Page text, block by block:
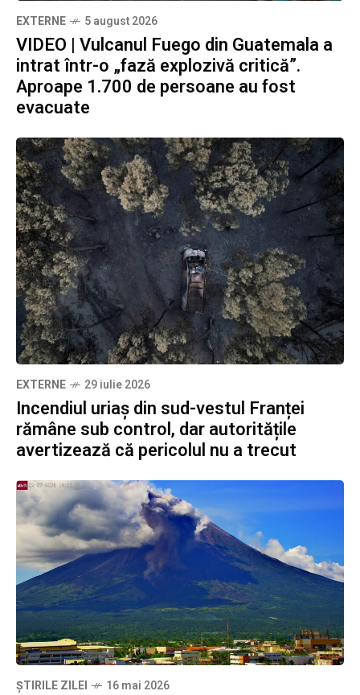
EXTERNE 5 august 2026
VIDEO | Vulcanul Fuego din Guatemala a
intrat într-o „fază explozivă critică”.
Aproape 1.700 de persoane au fost
evacuate
EXTERNE 29 iulie 2026
Incendiul uriaș din sud-vestul Franței
rămâne sub control, dar autoritățile
avertizează că pericolul nu a trecut
ȘTIRILE ZILEI 16 mai 2026